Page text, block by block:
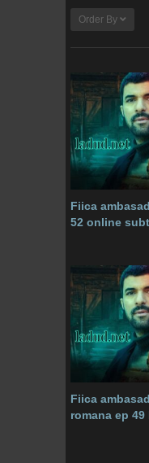
Order By
Fiica
52 online
Fiica
romana ep 49